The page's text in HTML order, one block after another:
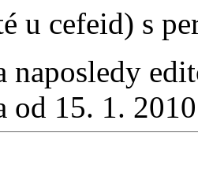
u cefeid) s
naposledy
od 15. 1.